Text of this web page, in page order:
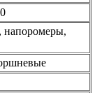
напоромеры,